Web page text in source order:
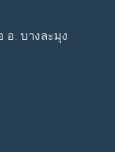
อ. บางละมุง